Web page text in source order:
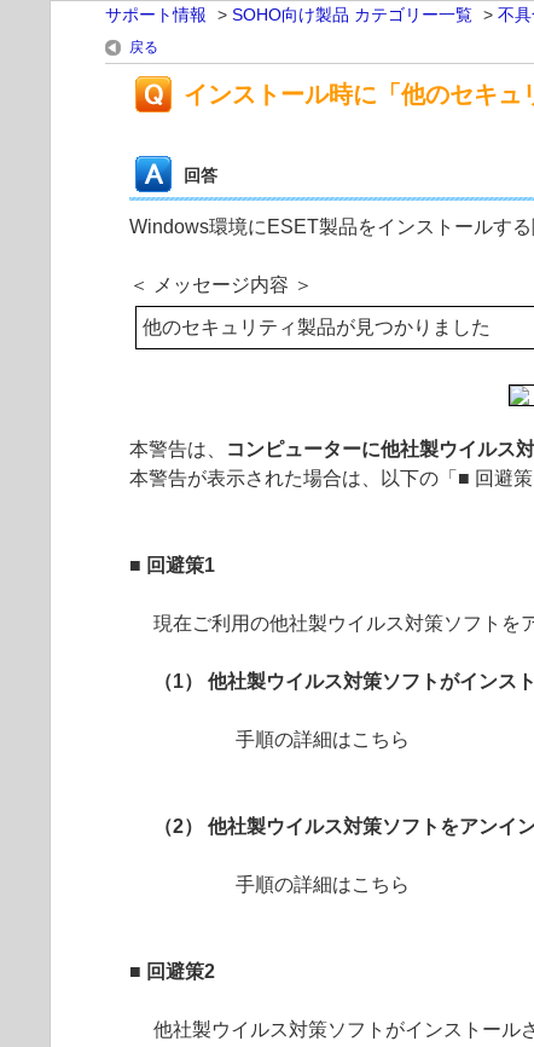
サポート情報 > SOHO向け製品 カテゴリー一覧 > 不
戻る
インストール時に「他のセキ
回答
Windows環境にESET製品をインストールす
＜ メッセージ内容 ＞
他のセキュリティ製品が見つかりました
本警告は、 コンピューターに他社製ウイルス
本警告が表示された場合は、以下の「■ 回避
■ 回避策1
現在ご利用の他社製ウイルス対策ソフトを
（1） 他社製ウイルス対策ソフトがイン
手順の詳細はこちら
（2） 他社製ウイルス対策ソフトをアンイ
手順の詳細はこちら
■ 回避策2
他社製ウイルス対策ソフトがインストール